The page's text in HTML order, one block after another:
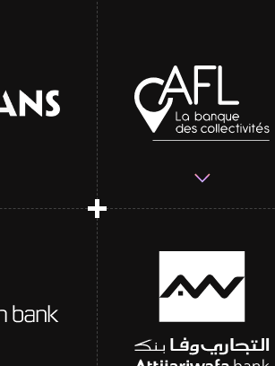
Overcoming regulatory
challenges and
promoting financial
inclusion